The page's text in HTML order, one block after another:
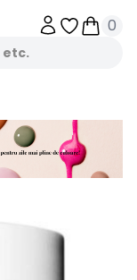
Obiecte
0